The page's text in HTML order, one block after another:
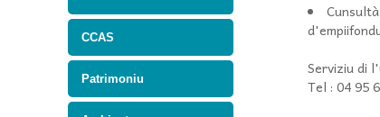
CCAS
Patrimoniu
Serviziu di
Tel : 04 95